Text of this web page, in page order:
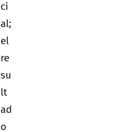
ci
al;
el
re
su
lt
ad
o